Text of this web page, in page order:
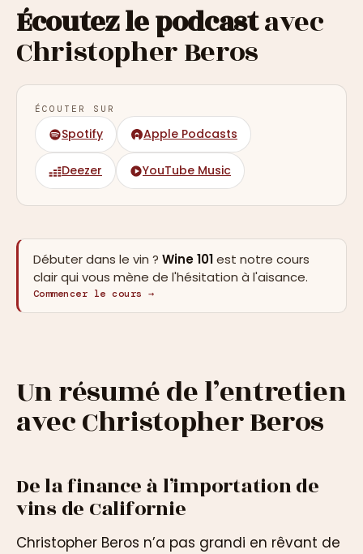
Écoutez le podcastavec
Christopher Beros
ÉCOUTER SUR
Spotify Apple Podcasts
Deezer YouTube Music
Débuter dans le vin ? Wine 101est notre cours
clair qui vous mène de l'hésitation à l'aisance.
Commencer le cours →
Un résumé de l’entretien
avec Christopher Beros
De la finance à l’importation de
vins de Californie
Christopher Beros n’a pas grandi en rêvant de